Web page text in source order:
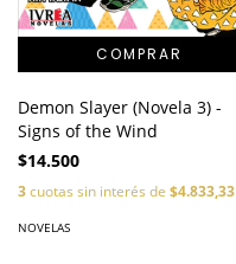
Demon Slayer (Novela 3) -
Signs of the Wind
$14.500
3cuotas sin interés de $4.833,33
NOVELAS